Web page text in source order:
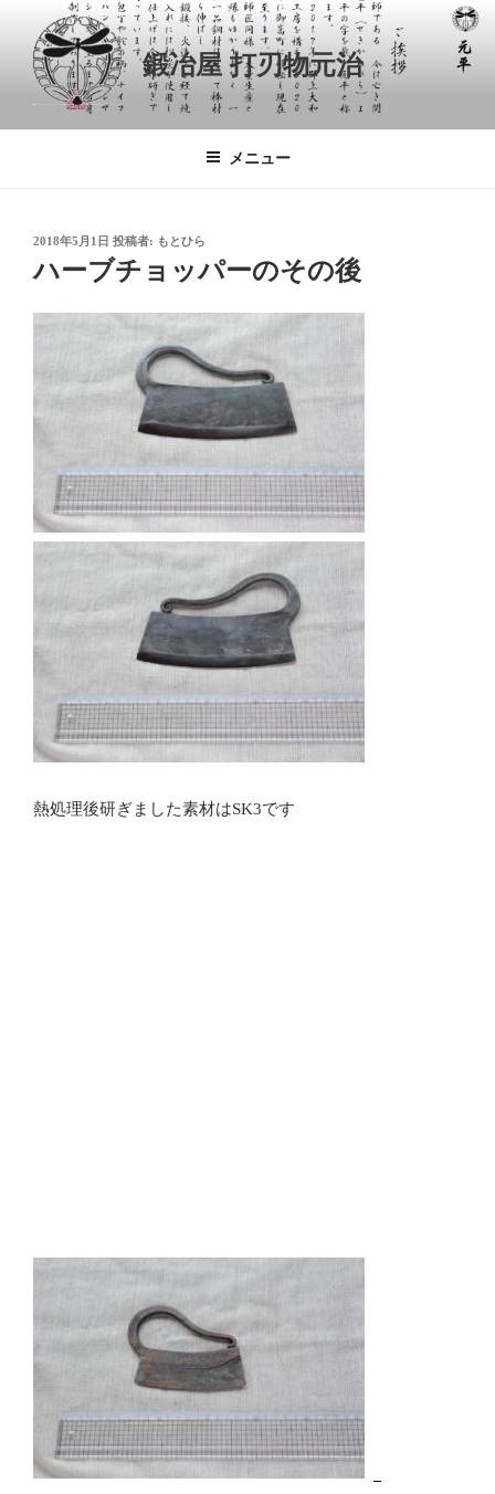
鍛冶屋 打刃物元治
メニュー
投
日:
2018年5月1日 投稿者: もとひら
ハーブチョッパーのその後
熱処理後研ぎました素材はSK3です